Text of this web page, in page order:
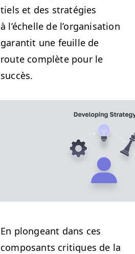
tiels et des straté­gies
à l’échelle de l’or­gan­i­sa­tion
garan­tit une feuille de
route com­plète pour le
succès.
En plongeant dans ces
com­posants cri­tiques de la